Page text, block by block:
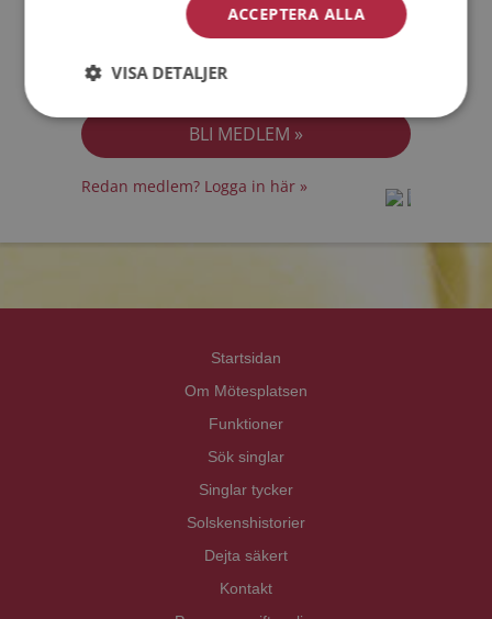
Personuppgiftspolicyn
Redan medlem? Logga in här »
Startsidan
Om Mötesplatsen
Funktioner
Sök singlar
Singlar tycker
Solskenshistorier
Dejta säkert
Kontakt
ACCEPTERA ALLA
VISA DETALJER